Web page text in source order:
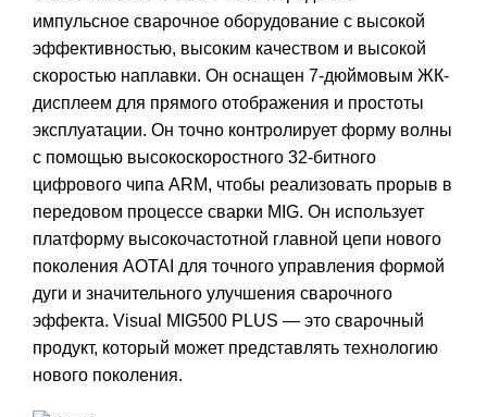
импульсное сварочное оборудование с высокой
эффективностью, высоким качеством и высокой
скоростью наплавки. Он оснащен 7-дюймовым ЖК-
дисплеем для прямого отображения и простоты
эксплуатации. Он точно контролирует форму волны
с помощью высокоскоростного 32-битного
цифрового чипа ARM, чтобы реализовать прорыв в
передовом процессе сварки MIG. Он использует
платформу высокочастотной главной цепи нового
поколения AOTAI для точного управления формой
дуги и значительного улучшения сварочного
эффекта. Visual MIG500 PLUS — это сварочный
продукт, который может представлять технологию
нового поколения.